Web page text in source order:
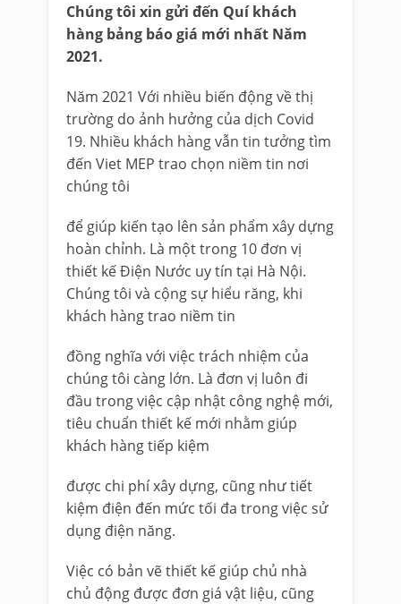
Chúng tôi xin gửi đến Quí khách
hàng bảng báo giá mới nhất Năm
2021.
Năm 2021 Với nhiều biến động về thị
trường do ảnh hưởng của dịch Covid
19. Nhiều khách hàng vẫn tin tưởng tìm
đến Viet MEP trao chọn niềm tin nơi
chúng tôi
để giúp kiến tạo lên sản phẩm xây dựng
hoàn chỉnh. Là một trong 10 đơn vị
thiết kế Điện Nước uy tín tại Hà Nội.
Chúng tôi và cộng sự hiểu răng, khi
khách hàng trao niềm tin
đồng nghĩa với việc trách nhiệm của
chúng tôi càng lớn. Là đơn vị luôn đi
đầu trong việc cập nhật công nghệ mới,
tiêu chuẩn thiết kế mới nhằm giúp
khách hàng tiếp kiệm
được chi phí xây dựng, cũng như tiết
kiệm điện đến mức tối đa trong việc sử
dụng điện năng.
Việc có bản vẽ thiết kế giúp chủ nhà
chủ động được đơn giá vật liệu, cũng